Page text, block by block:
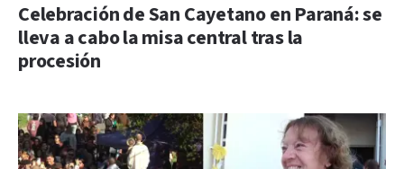
Celebración de San Cayetano en Paraná: se
lleva a cabo la misa central tras la
procesión